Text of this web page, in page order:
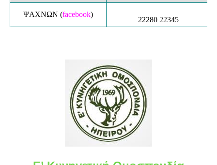
ΨΑΧΝΩΝ (facebook)
22280 22345